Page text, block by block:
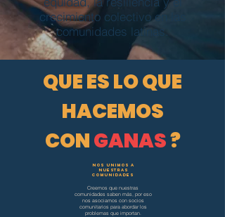
crecimiento colectivo en las
comunidades latinas.
QUE ES LO QUE
HACEMOS
CONGANAS?
NOS UNIMOS A
NUESTRAS
COMUNIDADES
Creemos que nuestras
comunidades saben más, por eso
nos asociamos con socios
comunitarios para abordar los
problemas que importan.